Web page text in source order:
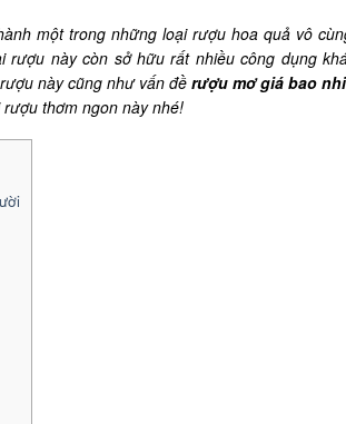
một trong những loại rượu hoa quả vô
này còn sở hữu rất nhiều công dụng
này cũng như vấn đề rượu mơ giá bao
thơm ngon này nhé!